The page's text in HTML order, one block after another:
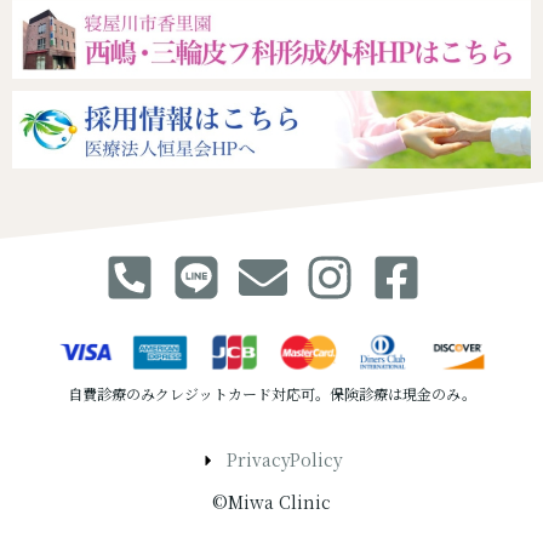
自費診療のみクレジットカード対応可。保険診療は現金のみ。
PrivacyPolicy
©Miwa Clinic